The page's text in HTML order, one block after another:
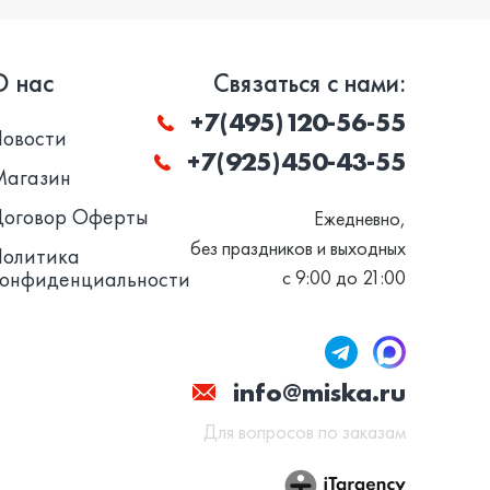
нас
Оферты
Связаться с нами:
+7(495)120-56-55
+7(925)450-43-55
Ежедневно,
без праздников и выходных
с 9:00 до 21:00
info@miska.ru
Для вопросов по заказам